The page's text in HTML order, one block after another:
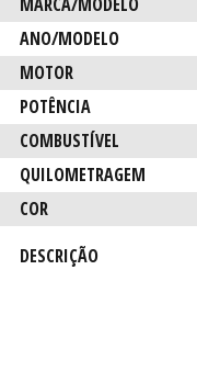
ANO/MODELO
MOTOR
POTÊNCIA
COMBUSTÍVEL
QUILOMETRAGEM
COR
DESCRIÇÃO